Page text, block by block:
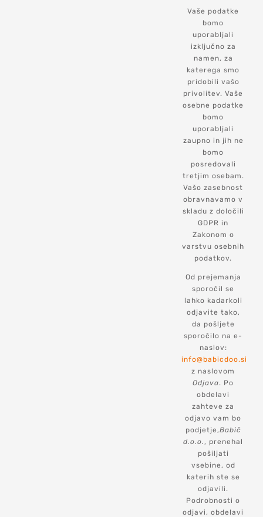
Vaše podatke
bomo
uporabljali
izključno za
namen, za
katerega smo
pridobili vašo
privolitev. Vaše
osebne podatke
bomo
uporabljali
zaupno in jih ne
bomo
posredovali
tretjim osebam.
Vašo zasebnost
obravnavamo v
skladu z določili
GDPR in
Zakonom o
varstvu osebnih
podatkov.
Od prejemanja
sporočil se
lahko kadarkoli
odjavite tako,
da pošljete
sporočilo na e-
naslov:
info@babicdoo.si
z naslovom
Odjava. Po
obdelavi
zahteve za
odjavo vam bo
podjetje,Babič
d.o.o., prenehal
pošiljati
vsebine, od
katerih ste se
odjavili.
Podrobnosti o
odjavi, obdelavi